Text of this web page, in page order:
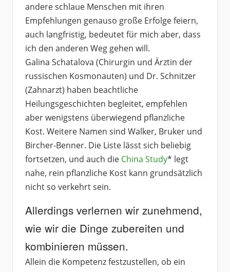
andere schlaue Menschen mit ihren
Empfehlungen genauso große Erfolge feiern,
auch langfristig, bedeutet für mich aber, dass
ich den anderen Weg gehen will.
Galina Schatalova (Chirurgin und Ärztin der
russischen Kosmonauten) und Dr. Schnitzer
(Zahnarzt) haben beachtliche
Heilungsgeschichten begleitet, empfehlen
aber wenigstens überwiegend pflanzliche
Kost. Weitere Namen sind Walker, Bruker und
Bircher-Benner. Die Liste lässt sich beliebig
fortsetzen, und auch die China Study* legt
nahe, rein pflanzliche Kost kann grundsätzlich
nicht so verkehrt sein.
Allerdings verlernen wir zunehmend,
wie wir die Dinge zubereiten und
kombinieren müssen.
Allein die Kompetenz festzustellen, ob ein